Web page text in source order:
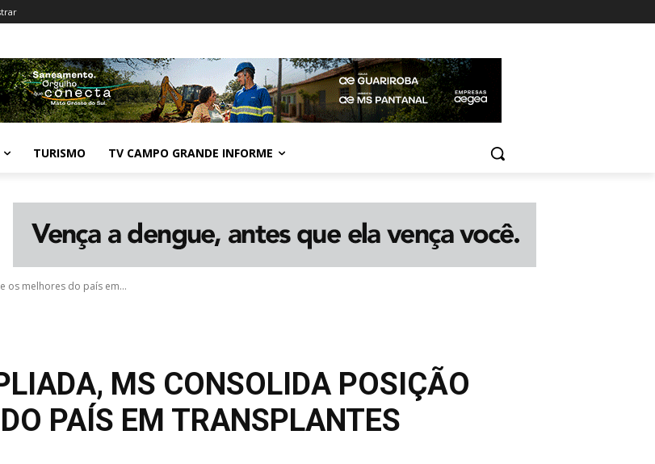
TURISMO TV CAMPO GRANDE INFORME
os melhores do país em...
MS CONSOLIDA POSIÇÃO
PAÍS EM TRANSPLANTES